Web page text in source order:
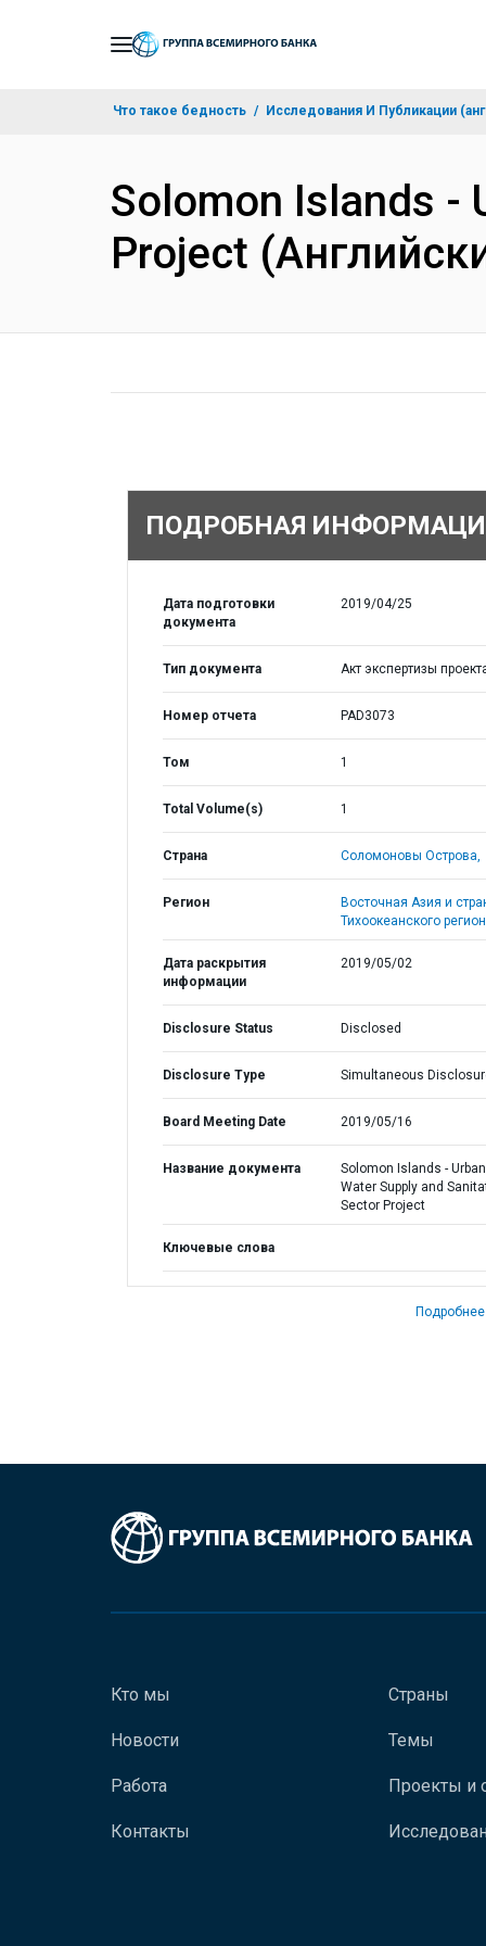
Что такое бедность Исследования И Публикации
Solomon Islands -
Project
ПОДРОБНАЯ
Дата подготовки
документа
2019/04/25
Тип документа Акт экспертизы
Номер отчета PAD3073
Том 1
Total Volume(s) 1
Страна Соломоновы Острова,
Регион
Восточная Азия и
Тихоокеанского
Дата раскрытия
информации
2019/05/02
Disclosure Status Disclosed
Disclosure Type Simultaneous
Board Meeting Date 2019/05/16
Название документа
Solomon Islands - Urban
Water Supply and
Sector Project
Ключевые слова
Подробнее
Кто мы
Новости
Работа
Контакты
Страны
Темы
Проекты и